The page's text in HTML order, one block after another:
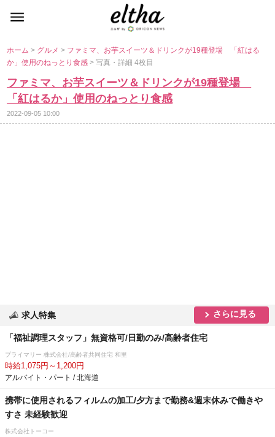
ホーム> グルメ> ファミマ、お芋スイーツ＆ドリンクが19種登場 「紅はる
か」使用のねっとり食感> 写真・詳細 4枚目
ファミマ、お芋スイーツ＆ドリンクが19種登場
「紅はるか」使用のねっとり食感
2022-09-05 10:00
求人特集 さらに見る
「福祉調理スタッフ」無資格可/日勤のみ/高齢者住宅
プライマリー 株式会社/高齢者共同住宅 和里
時給1,075円～1,200円
アルバイト・パート / 北海道
携帯に使用されるフィルムの加工/夕方まで勤務&週末休みで働き
すさ 未経験歓迎
株式会社トーコー